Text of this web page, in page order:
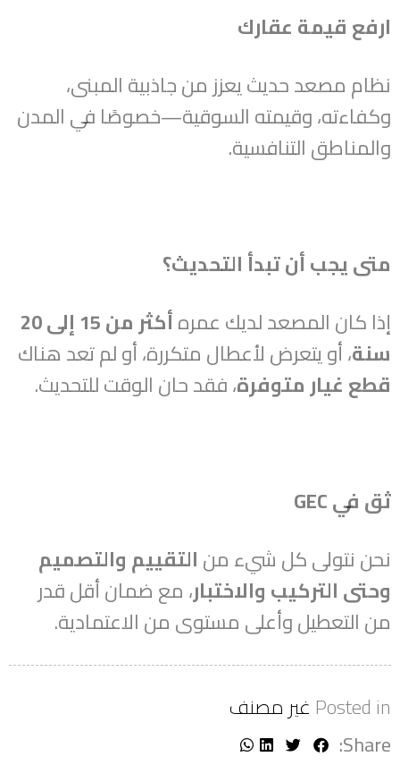
خدماتنا
قصص النجاح
الأخبار
تواصل معنا
English
ارفع قيمة عقارك
نظام مصعد حديث يعزز من جاذبية المبنى،
وكفاءته، وقيمته السوقية—خصوصًا في المدن
والمناطق التنافسية.
متى يجب أن تبدأ التحديث؟
إذا كان المصعد لديك عمره
أكثر من 15 إلى 20
سنة، أو يتعرض لأعطال متكررة، أو لم تعد هناك
قطع غيار متوفرة، فقد حان الوقت للتحديث.
ثق في GEC
نحن نتولى كل شيء منالتقييم والتصميم
وحتى التركيب والاختبار، مع ضمان أقل قدر
من التعطيل وأعلى مستوى من الاعتمادية.
Posted in غير مصنف
Share: